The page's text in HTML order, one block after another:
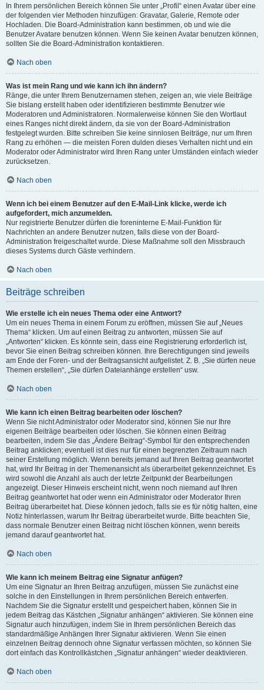
In Ihrem persönlichen Bereich können Sie unter „Profil“ einen Avatar über eine
der folgenden vier Methoden hinzufügen: Gravatar, Galerie, Remote oder
Hochladen. Die Board-Administration kann bestimmen, ob und wie die
Benutzer Avatare benutzen können. Wenn Sie keinen Avatar benutzen können,
sollten Sie die Board-Administration kontaktieren.
Nach oben
Was ist mein Rang und wie kann ich ihn ändern?
Ränge, die unter Ihrem Benutzernamen stehen, zeigen an, wie viele Beiträge
Sie bislang erstellt haben oder identifizieren bestimmte Benutzer wie
Moderatoren und Administratoren. Normalerweise können Sie den Wortlaut
eines Ranges nicht direkt ändern, da sie von der Board-Administration
festgelegt wurden. Bitte schreiben Sie keine sinnlosen Beiträge, nur um Ihren
Rang zu erhöhen — die meisten Foren dulden dieses Verhalten nicht und ein
Moderator oder Administrator wird Ihren Rang unter Umständen einfach wieder
zurücksetzen.
Nach oben
Wenn ich bei einem Benutzer auf den E-Mail-Link klicke, werde ich
aufgefordert, mich anzumelden.
Nur registrierte Benutzer dürfen die foreninterne E-Mail-Funktion für
Nachrichten an andere Benutzer nutzen, falls diese von der Board-
Administration freigeschaltet wurde. Diese Maßnahme soll den Missbrauch
dieses Systems durch Gäste verhindern.
Nach oben
Beiträge schreiben
Wie erstelle ich ein neues Thema oder eine Antwort?
Um ein neues Thema in einem Forum zu eröffnen, müssen Sie auf „Neues
Thema“ klicken. Um auf einen Beitrag zu antworten, müssen Sie auf
„Antworten“ klicken. Es könnte sein, dass eine Registrierung erforderlich ist,
bevor Sie einen Beitrag schreiben können. Ihre Berechtigungen sind jeweils
am Ende der Foren- und der Beitragsansicht aufgelistet. Z. B. „Sie dürfen neue
Themen erstellen“, „Sie dürfen Dateianhänge erstellen“ usw.
Nach oben
Wie kann ich einen Beitrag bearbeiten oder löschen?
Wenn Sie nicht Administrator oder Moderator sind, können Sie nur Ihre
eigenen Beiträge bearbeiten oder löschen. Sie können einen Beitrag
bearbeiten, indem Sie das „Ändere Beitrag“-Symbol für den entsprechenden
Beitrag anklicken; eventuell ist dies nur für einen begrenzten Zeitraum nach
seiner Erstellung möglich. Wenn bereits jemand auf Ihren Beitrag geantwortet
hat, wird Ihr Beitrag in der Themenansicht als überarbeitet gekennzeichnet. Es
wird sowohl die Anzahl als auch der letzte Zeitpunkt der Bearbeitungen
angezeigt. Dieser Hinweis erscheint nicht, wenn noch niemand auf Ihren
Beitrag geantwortet hat oder wenn ein Administrator oder Moderator Ihren
Beitrag überarbeitet hat. Diese können jedoch, falls sie es für nötig halten, eine
Notiz hinterlassen, warum Ihr Beitrag überarbeitet wurde. Bitte beachten Sie,
dass normale Benutzer einen Beitrag nicht löschen können, wenn bereits
jemand darauf geantwortet hat.
Nach oben
Wie kann ich meinem Beitrag eine Signatur anfügen?
Um eine Signatur an Ihren Beitrag anzufügen, müssen Sie zunächst eine
solche in den Einstellungen in Ihrem persönlichen Bereich entwerfen.
Nachdem Sie die Signatur erstellt und gespeichert haben, können Sie in
jedem Beitrag das Kästchen „Signatur anhängen“ aktivieren. Sie können eine
Signatur auch hinzufügen, indem Sie in Ihrem persönlichen Bereich das
standardmäßige Anhängen Ihrer Signatur aktivieren. Wenn Sie einen
einzelnen Beitrag dennoch ohne Signatur verfassen möchten, so können Sie
dort einfach das Kontrollkästchen „Signatur anhängen“ wieder deaktivieren.
Nach oben